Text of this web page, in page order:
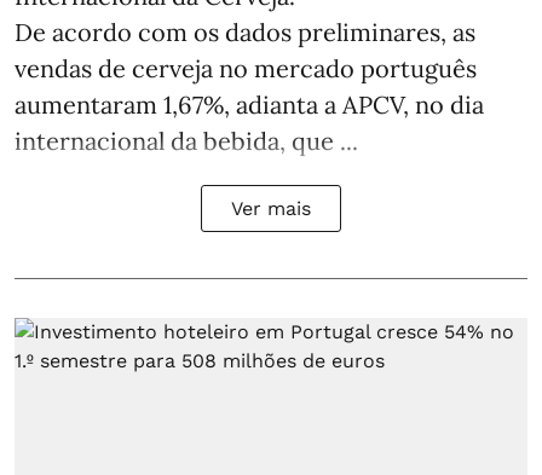
De acordo com os dados preliminares, as
vendas de cerveja no mercado português
aumentaram 1,67%, adianta a APCV, no dia
internacional da bebida, que ...
Ver mais